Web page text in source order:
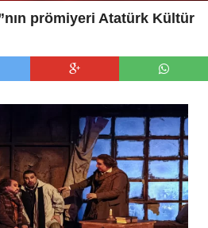
prömiyeri Atatürk Kültür